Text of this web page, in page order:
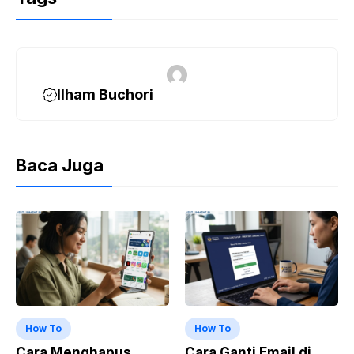
Ilham Buchori
Baca Juga
How To How To